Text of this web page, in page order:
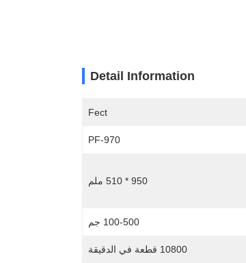
Detail Information
Fect
PF-970
950 * 510 ملم
100-500 جم
10800 قطعة في الدقيقة